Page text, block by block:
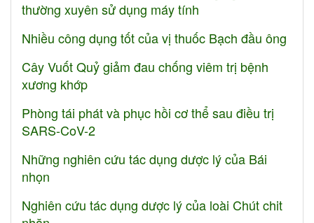
thường xuyên sử dụng máy tính
Nhiều công dụng tốt của vị thuốc Bạch đầu ông
Cây Vuốt Quỷ giảm đau chống viêm trị bệnh
xương khớp
Phòng tái phát và phục hồi cơ thể sau điều trị
SARS-CoV-2
Những nghiên cứu tác dụng dược lý của Bái
nhọn
Nghiên cứu tác dụng dược lý của loài Chút chit